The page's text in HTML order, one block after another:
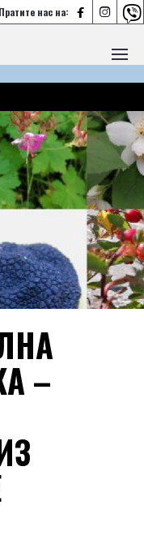
Пратите нас на:   
–